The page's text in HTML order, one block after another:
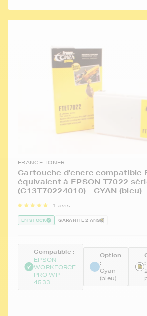
FRANCE TONER
Cartouche d'encre compatible
équivalent à EPSON T7022
(C13T70224010) - CYAN (bleu)
1 avis
EN STOCK GARANTIE 2 ANS
Compatible :
EPSON
WORKFORCE
PRO WP
4533
Option
:
Cyan
(bleu)
: